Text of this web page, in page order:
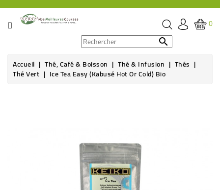
CATÉGORIE
ÉPICERIE
0

Accueil Thé, Café & Boisson Thé & Infusion Thés
Thé Vert
Ice Tea Easy (Kabusé Hot Or Cold) Bio